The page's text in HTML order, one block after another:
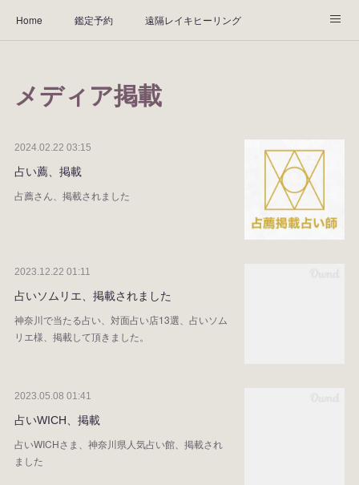
Home 鑑定予約 遠隔レイキヒーリング
Instagram お客様の声
メディア掲載
2024.02.22 03:15
占い薦、掲載
占薦さん、掲載されました
2023.12.22 01:11
占いソムリエ、掲載されました
神奈川で当たる占い、対面占い店13選、占いソム
リエ様、掲載して頂きました。
2023.05.08 01:41
占いWICH、掲載
占いWICHさま、神奈川県人気占い館、掲載され
ました